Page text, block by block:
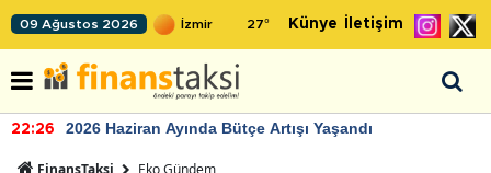
09 Ağustos 2026 27° Künye İletişim
22:26 2026 Haziran Ayında Bütçe Artışı Yaşandı
FinansTaksi Eko Gündem